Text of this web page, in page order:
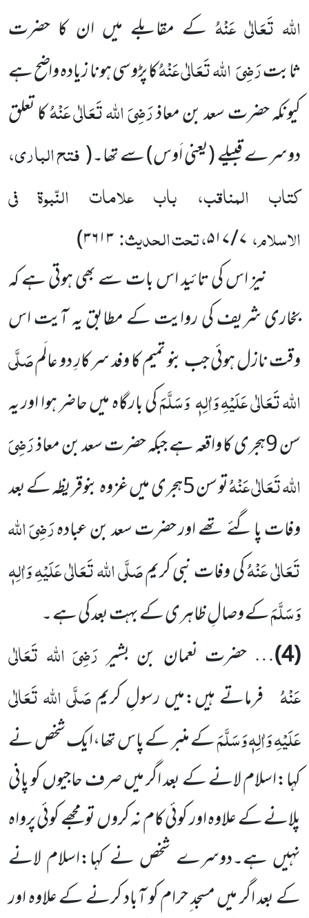
اللہ تَعَالٰی عَنْہُ کے مقابلے میں ان کا حضرت
ثابترَضِیَاللہ تَعَالٰی عَنْہُکا پڑوسی ہونا زیادہ واضح ہے
کیونکہ حضرت سعد بن معاذرَضِیَ اللہ تَعَالٰی عَنْہُکا تعلق
دوسرے قبیلے(یعنی اَوس)سے تھا۔(فتح الباری،
کتاب المناقب، باب علامات النّبوۃ فی
الاسلام،۷ / ۵۱۷ ، تحت الحدیث:۳۶۱۳)
نیز اس کی تائید اس بات سے بھی ہوتی ہے کہ
بخاری شریف کی روایت کے مطابق یہ آیت اس
وقت نازل ہوئی جب بنو تمیم کا وفد سر کارِ دو عالَمصَلَّی
اللہ تَعَالٰی عَلَیْہِ وَاٰلِہٖوَسَلَّمَکی بارگاہ میں حاضر ہوا اور یہ
سن 9ہجری کا واقعہ ہے جبکہ حضرت سعد بن معاذ
رَضِیَ
اللہ تَعَالٰی عَنْہُ
تو سن 5ہجری میں غزوہ بنوقریظہ کے بعد
وفات پا گئے تھے اور حضرت سعد بن عبادہرَضِیَ اللہ
تَعَالٰی عَنْہُکی وفات نبی کریمصَلَّی اللہ تَعَالٰی عَلَیْہِ وَاٰلِہٖ
وَسَلَّمَکے وصالِ ظاہری کے بہت بعد کی ہے ۔
(4) … حضرت نعمان بن بشیر رَضِیَ اللہ تَعَالٰی
عَنْہُ فرماتے ہیں:میں رسولِ کریمصَلَّی اللہ تَعَالٰی
عَلَیْہِ وَاٰلِہٖ وَسَلَّمَکے منبر کے پاس تھا،ایک شخص نے
کہا:اسلام لانے کے بعد اگر میں صرف حاجیوں کو پانی
پلانے کے علاوہ اور کوئی کام نہ کروں تو مجھے کوئی پرواہ
نہیں ہے۔دوسرے شخص نے کہا:اسلام لانے
کے بعد اگر میں مسجد ِحرام کو آباد کرنے کے علاوہ اور